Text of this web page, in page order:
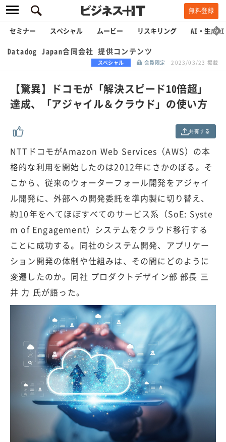
無料登録
セミナー スペシャル ムービー リスキリング AI・生成AI
Datadog Japan合同会社 提供コンテンツ
スペシャル 会員限定 2023/03/23 掲載
【驚異】ドコモが「解決スピード10倍超」
達成、「アジャイル＆クラウド」の使い方
共有する
NTTドコモがAmazon Web Services（AWS）の本
格的な利用を開始したのは2012年にさかのぼる。そ
こから、従来のウォーターフォール開発をアジャイ
ル開発に、外部への開発委託を準内製に切り替え、
約10年をへてほぼすべてのサービス系（SoE: Syste
m of Engagement）システムをクラウド移行する
ことに成功する。同社のシステム開発、アプリケー
ション開発の体制や仕組みは、その間にどのように
変遷したのか。同社 プロダクトデザイン部 部長 三
井 力 氏が語った。